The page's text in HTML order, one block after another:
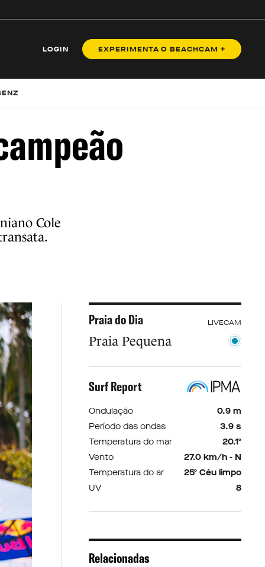
LOGIN EXPERIMENTA O BEACHCAM +
Cole
Praia do Dia LIVECAM
Praia Pequena
Surf Report
Ondulação
0.9 m
Período das ondas
3.9 s
Temperatura do mar
20.1º
Vento
27.0 km/h - N
Temperatura do ar
25º Céu limpo
UV
8
Relacionadas